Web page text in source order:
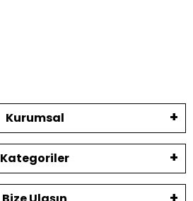
Kurumsal
Kategoriler